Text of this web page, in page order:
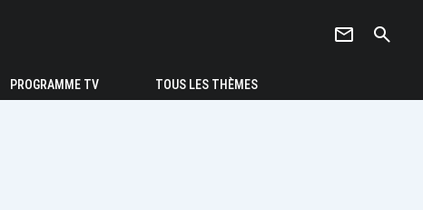
newsletter search
PROGRAMME TV TOUS LES THÈMES